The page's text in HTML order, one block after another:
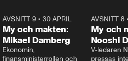
AVSNITT 9• 30 APRIL
My och makten:
Mikael Damberg
Ekonomin,
finansministerrollen och
AVSNITT 8•
My och
Nooshi
V-ledaren
pressas